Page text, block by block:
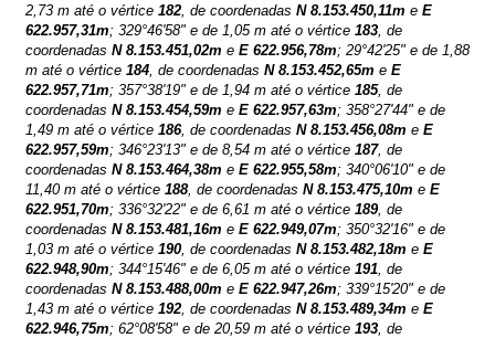
2,73 m até o vértice 182 , de coordenadas N 8.153.450,11m e E
622.957,31m; 329°46'58" e de 1,05 m até o vértice 183 , de
coordenadas N 8.153.451,02m e E 622.956,78m; 29°42'25" e de 1,88
m até o vértice 184 , de coordenadas N 8.153.452,65m e E
622.957,71m; 357°38'19" e de 1,94 m até o vértice 185, de
coordenadas N 8.153.454,59m e E 622.957,63m; 358°27'44" e de
1,49 m até o vértice 186, de coordenadas N 8.153.456,08m e E
622.957,59m; 346°23'13" e de 8,54 m até o vértice 187, de
coordenadas N 8.153.464,38m e E 622.955,58m; 340°06'10" e de
11,40 m até o vértice 188, de coordenadas N 8.153.475,10m e E
622.951,70m; 336°32'22" e de 6,61 m até o vértice 189, de
coordenadas N 8.153.481,16m e E 622.949,07m; 350°32'16" e de
1,03 m até o vértice 190 , de coordenadas N 8.153.482,18m e E
622.948,90m; 344°15'46" e de 6,05 m até o vértice 191 , de
coordenadas N 8.153.488,00m e E 622.947,26m; 339°15'20" e de
1,43 m até o vértice 192 , de coordenadas N 8.153.489,34m e E
622.946,75m; 62°08'58" e de 20,59 m até o vértice 193 , de